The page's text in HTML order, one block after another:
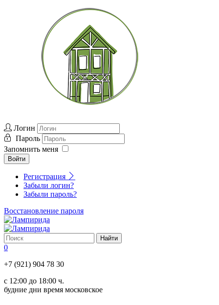
Логин
Пароль
Запомнить меня
Войти
Регистрация
Забыли логин?
Забыли пароль?
Восстановление пароля
0
+7 (921) 904 78 30
с 12:00 до 18:00 ч.
будние дни время московское